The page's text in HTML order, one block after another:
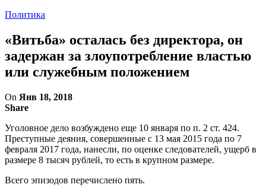
Политика
«Витьба» осталась без директора, он
задержан за злоупотребление властью
или служебным положением
On Янв 18, 2018
Share
Уголовное дело возбуждено еще 10 января по п. 2 ст. 424.
Преступные деяния, совершенные с 13 мая 2015 года по 7
февраля 2017 года, нанесли, по оценке следователей, ущерб в
размере 8 тысяч рублей, то есть в крупном размере.
Всего эпизодов перечислено пять.